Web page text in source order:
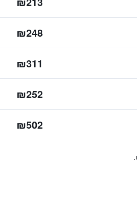
₪248
₪311
₪252
₪502